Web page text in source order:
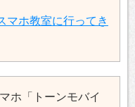
マホ教室に行ってき
ホ「トーンモバイ